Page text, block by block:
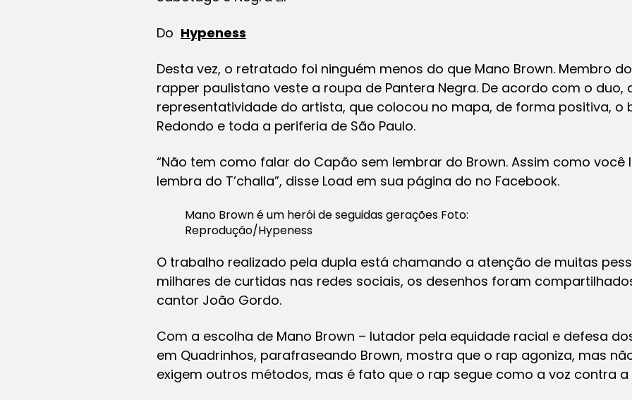
Do Hypeness
Desta vez, o retratado foi ninguém menos do que Mano Brown. Membro
rapper paulistano veste a roupa de Pantera Negra. De acordo com o duo,
representatividade do artista, que colocou no mapa, de forma positiva, o
Redondo e toda a periferia de São Paulo.
“Não tem como falar do Capão sem lembrar do Brown. Assim como você
lembra do T’challa”, disse Load em sua página do no Facebook.
Mano Brown é um herói de seguidas gerações Foto:
Reprodução/Hypeness
O trabalho realizado pela dupla está chamando a atenção de muitas
milhares de curtidas nas redes sociais, os desenhos foram
cantor João Gordo.
Com a escolha de Mano Brown – lutador pela equidade racial e defesa
em Quadrinhos, parafraseando Brown, mostra que o rap agoniza, mas
exigem outros métodos, mas é fato que o rap segue como a voz contra a